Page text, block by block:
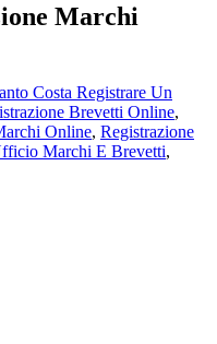
Marchi
Costa Registrare Un
Brevetti Online,
Online, Registrazione
Marchi E Brevetti,